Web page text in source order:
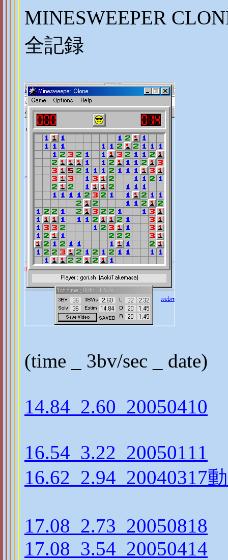
MINESWEEPER
全記録
(time _ 3bv/sec _ date)
14.84_2.60_20050410
16.54_3.22_20050111
16.62_2.94_20040317
17.08_2.73_20050818
17.08_3.54_20050414